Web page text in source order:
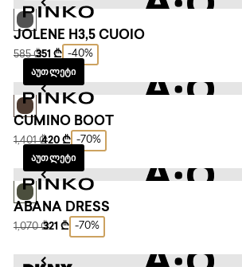
JOLENE H3,5 CUOIO
585 ₾351 ₾ -40%
ᲐᲣᲗᲚᲔᲢᲘ
CUMINO BOOT
1,401 ₾420 ₾ -70%
ᲐᲣᲗᲚᲔᲢᲘ
ABANA DRESS
1,070 ₾321 ₾ -70%